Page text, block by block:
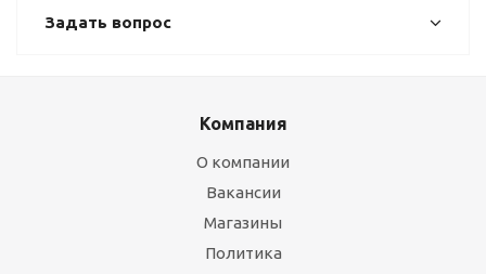
Задать вопрос
Компания
О компании
Вакансии
Магазины
Политика